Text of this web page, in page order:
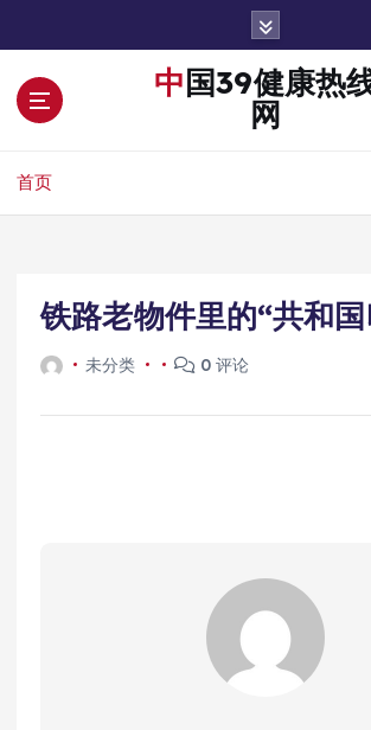
中国39健康热线
网
首页
铁路老物件里的“共和
未分类 0 评论